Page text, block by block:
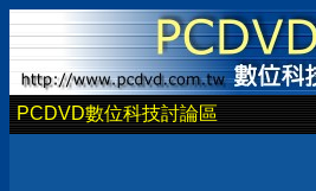
PCDVD數位科技討論區